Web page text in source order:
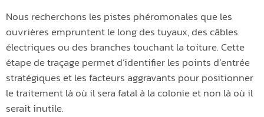
Nous recherchons les pistes phéromonales que les
ouvrières empruntent le long des tuyaux, des câbles
électriques ou des branches touchant la toiture. Cette
étape de traçage permet d’identifier les points d’entrée
stratégiques et les facteurs aggravants pour positionner
le traitement là où il sera fatal à la colonie et non là où il
serait inutile.